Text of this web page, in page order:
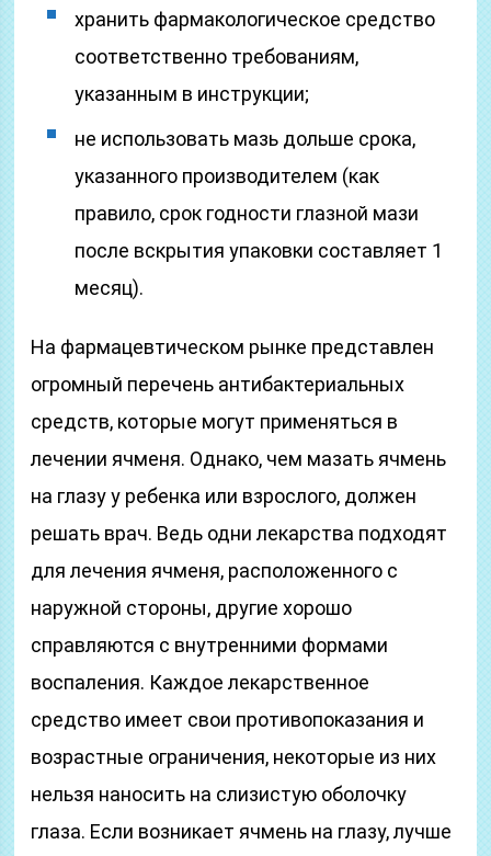
хранить фармакологическое средство
соответственно требованиям,
указанным в инструкции;
не использовать мазь дольше срока,
указанного производителем (как
правило, срок годности глазной мази
после вскрытия упаковки составляет 1
месяц).
На фармацевтическом рынке представлен
огромный перечень антибактериальных
средств, которые могут применяться в
лечении ячменя. Однако, чем мазать ячмень
на глазу у ребенка или взрослого, должен
решать врач. Ведь одни лекарства подходят
для лечения ячменя, расположенного с
наружной стороны, другие хорошо
справляются с внутренними формами
воспаления. Каждое лекарственное
средство имеет свои противопоказания и
возрастные ограничения, некоторые из них
нельзя наносить на слизистую оболочку
глаза. Если возникает ячмень на глазу, лучше